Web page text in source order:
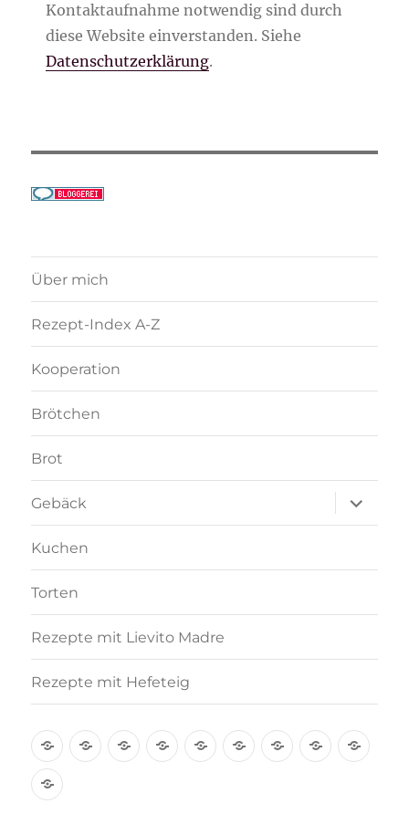
Kontaktaufnahme notwendig sind durch
diese Website einverstanden. Siehe
Datenschutzerklärung.
Über mich
Rezept-Index A-Z
Kooperation
Brötchen
Brot
Gebäck
anzeigen
Kuchen
Torten
Rezepte mit Lievito Madre
Rezepte mit Hefeteig
Über Rezept-Kooperation
Brötchen
Brot GebäckKuchenTorten
Rezepte